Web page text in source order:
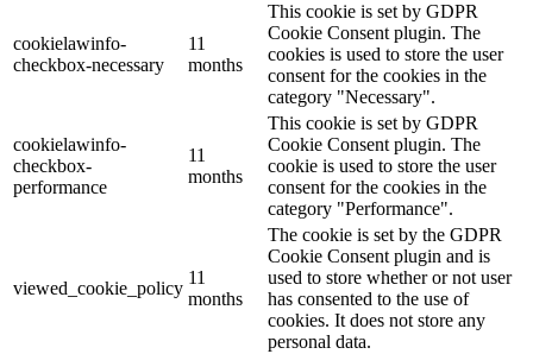
cookielawinfo-
checkbox-necessary
11
months
This cookie is set by GDPR
Cookie Consent plugin. The
cookies is used to store the user
consent for the cookies in the
category "Necessary".
cookielawinfo-
checkbox-
performance
11
months
This cookie is set by GDPR
Cookie Consent plugin. The
cookie is used to store the user
consent for the cookies in the
category "Performance".
viewed_cookie_policy
11
months
The cookie is set by the GDPR
Cookie Consent plugin and is
used to store whether or not user
has consented to the use of
cookies. It does not store any
personal data.